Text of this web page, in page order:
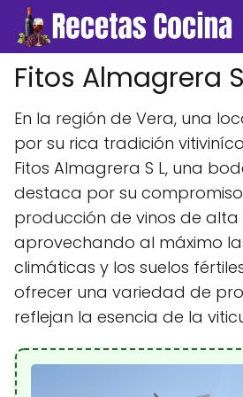
Fitos Almagrera
En la región de Vera, una
por su rica tradición
Fitos Almagrera S L, una
destaca por su
producción de vinos de
aprovechando al máximo
climáticas y los suelos
ofrecer una variedad de
reflejan la esencia de la